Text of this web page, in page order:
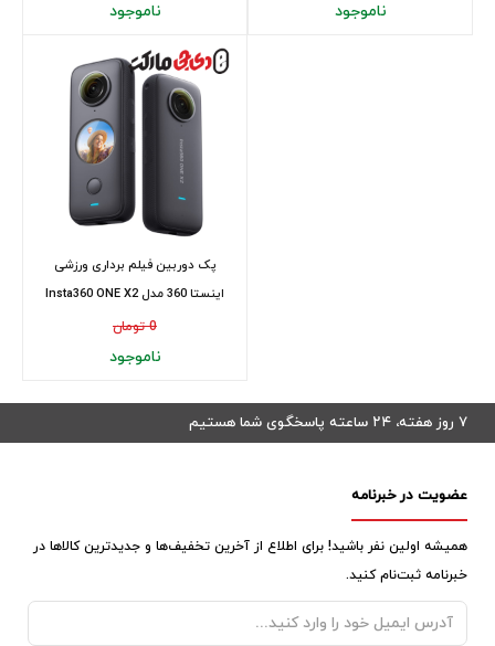
ناموجود ناموجود
پک دوربین فیلم برداری ورزشی
اینستا 360 مدل Insta360 ONE X2
0 تومان
ناموجود
۷ روز هفته، ۲۴ ساعته پاسخگوی شما هستیم
عضویت در خبرنامه
همیشه اولین نفر باشید! برای اطلاع از آخرین تخفیف‌ها و جدیدترین کالاها در
خبرنامه ثبت‌نام کنید.